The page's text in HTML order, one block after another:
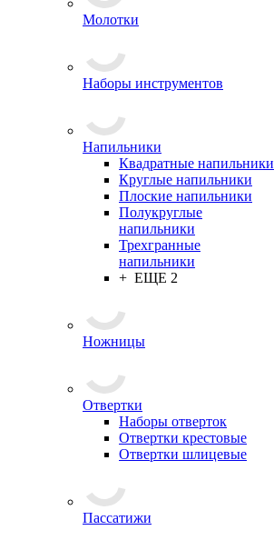
Молотки
Наборы инструментов
Напильники
Квадратные напильники
Круглые напильники
Плоские напильники
Полукруглые
напильники
Трехгранные
напильники
+ ЕЩЕ 2
Ножницы
Отвертки
Наборы отверток
Отвертки крестовые
Отвертки шлицевые
Пассатижи